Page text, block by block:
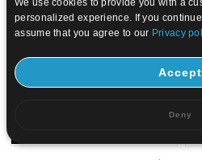
We use cookies to provide you with a
personalized experience. If you
assume that you agree to our Privacy
Accept
Deny